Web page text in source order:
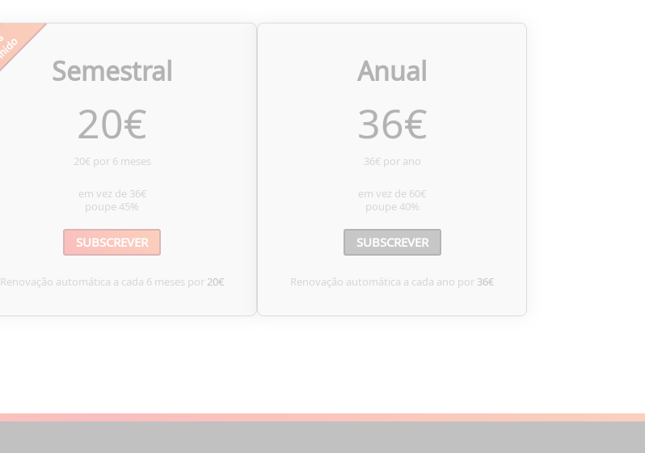
Semestral
20€
20€ por 6 meses
em vez de 36€
poupe45%
SUBSCREVER
Renovação automática a cada 6 meses por20€
Anual
36€
36€ por ano
em vez de 60€
poupe40%
SUBSCREVER
Renovação automática a cada ano por36€